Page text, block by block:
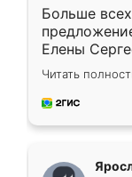
Больше
Елены
короткие
для замера
предложил
Читать